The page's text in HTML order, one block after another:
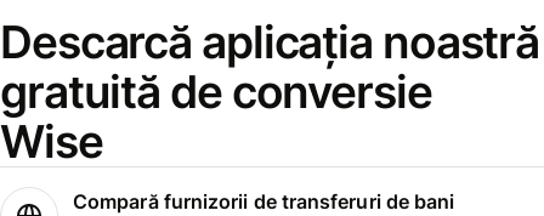
Descarcă aplicația noastră
gratuită de conversie
Wise
Compară furnizorii de transferuri de bani